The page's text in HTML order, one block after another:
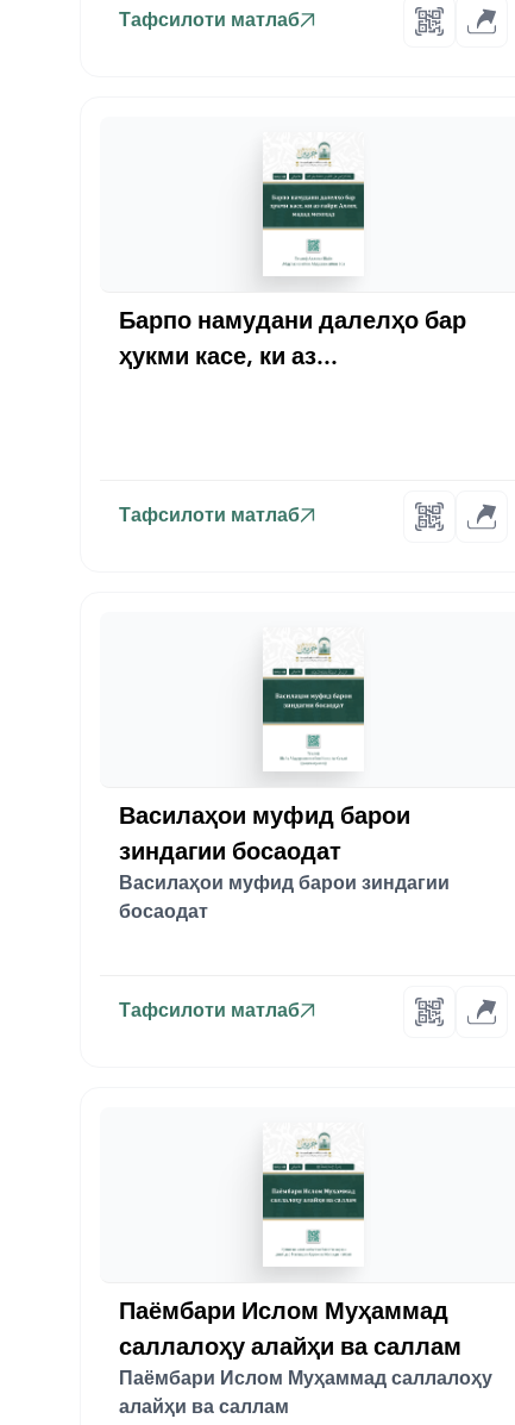
Тафсилоти матлаб
Барпо намудани далелҳо бар
ҳукми касе, ки аз...
Тафсилоти матлаб
Василаҳои муфид барои
зиндагии босаодат
Василаҳои муфид барои зиндагии
босаодат
Тафсилоти матлаб
Паёмбари Ислом Муҳаммад
саллалоҳу алайҳи ва саллам
Паёмбари Ислом Муҳаммад саллалоҳу
алайҳи ва саллам